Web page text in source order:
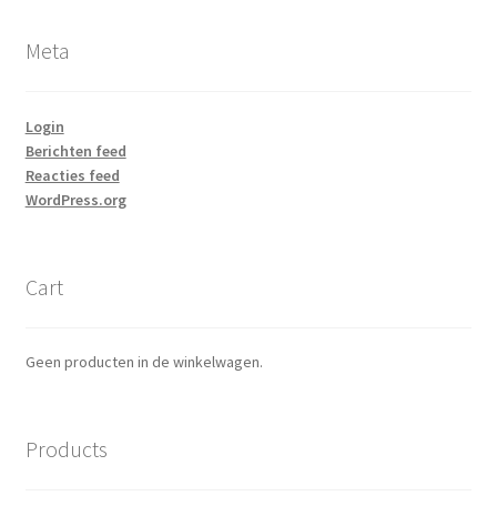
Meta
Login
Berichten feed
Reacties feed
WordPress.org
Cart
Geen producten in de winkelwagen.
Products